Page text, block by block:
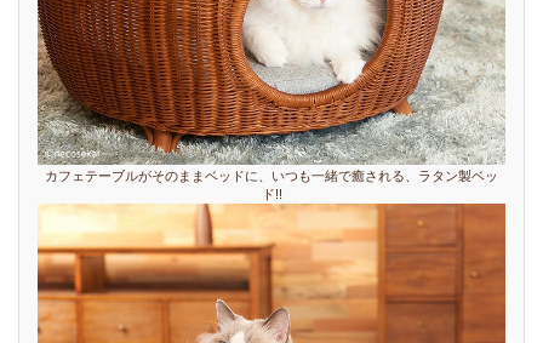
カフェテーブルがそのままベッドに、いつも一緒で癒される、ラタン製ベッ
ド!!